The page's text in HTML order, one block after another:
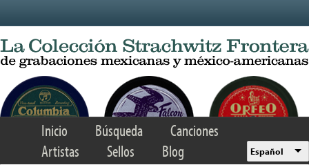
Inicio Búsqueda
Canciones
Artistas
Sellos Blog Español